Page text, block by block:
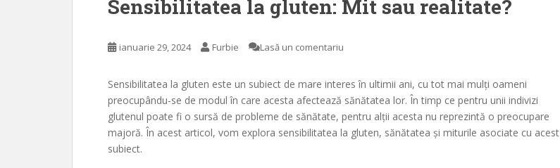
Sensibilitatea la gluten: Mit sau realitate?
ianuarie 29, 2024 Furbie Lasă un comentariu
Sensibilitatea la gluten este un subiect de mare interes în ultimii ani, cu tot mai mulți oameni
preocupându-se de modul în care acesta afectează sănătatea lor. În timp ce pentru unii indivizi
glutenul poate fi o sursă de probleme de sănătate, pentru alții acesta nu reprezintă o preocupare
majoră. În acest articol, vom explora sensibilitatea la gluten, sănătatea și miturile asociate cu acest
subiect.